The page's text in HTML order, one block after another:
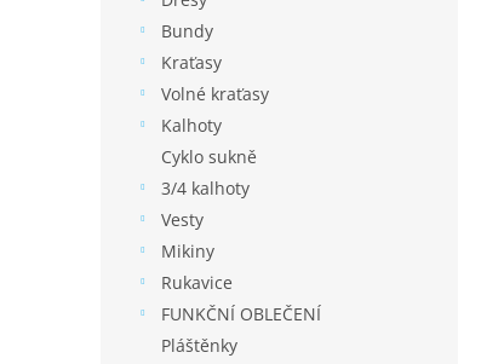
Bundy
Kraťasy
Volné kraťasy
Kalhoty
Cyklo sukně
3/4 kalhoty
Vesty
Mikiny
Rukavice
FUNKČNÍ OBLEČENÍ
Pláštěnky